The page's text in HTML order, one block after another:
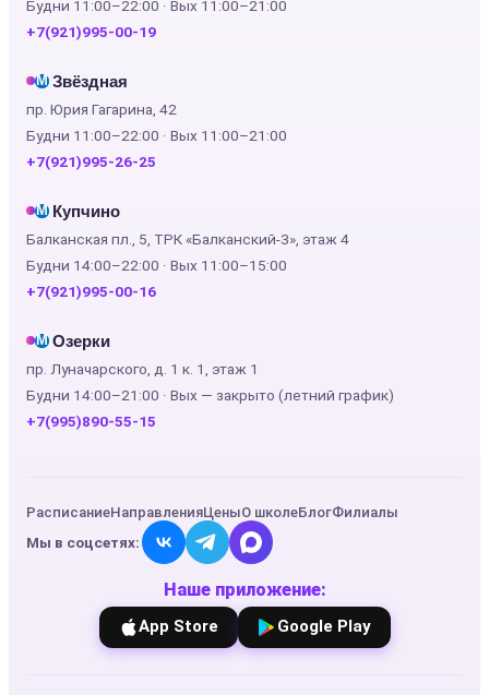
Будни 11:00–22:00 · Вых 11:00–21:00
+7(921)995-00-19
М Звёздная
пр. Юрия Гагарина, 42
Будни 11:00–22:00 · Вых 11:00–21:00
+7(921)995-26-25
М Купчино
Балканская пл., 5, ТРК «Балканский-3», этаж 4
Будни 14:00–22:00 · Вых 11:00–15:00
+7(921)995-00-16
М Озерки
пр. Луначарского, д. 1 к. 1, этаж 1
Будни 14:00–21:00 · Вых — закрыто (летний график)
+7(995)890-55-15
РасписаниеНаправленияЦеныО школеБлогФилиалы
Мы в соцсетях:
Наше приложение:
App Store Google Play